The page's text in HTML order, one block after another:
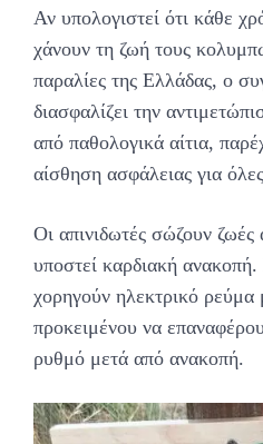
Αν υπολογιστεί ότι κάθε
χάνουν τη ζωή τους
παραλίες της Ελλάδας, ο
διασφαλίζει την
από παθολογικά αίτια,
αίσθηση ασφάλειας για όλες
Οι απινιδωτές σώζουν
υποστεί καρδιακή
χορηγούν ηλεκτρικό
προκειμένου να
ρυθμό μετά από ανακοπή.